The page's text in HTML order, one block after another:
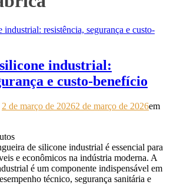
industrial:
e custo-benefício
2 de março de 20262 de março de 2026em
de silicone industrial é essencial para
e econômicos na indústria moderna. A
é um componente indispensável em
técnico, segurança sanitária e